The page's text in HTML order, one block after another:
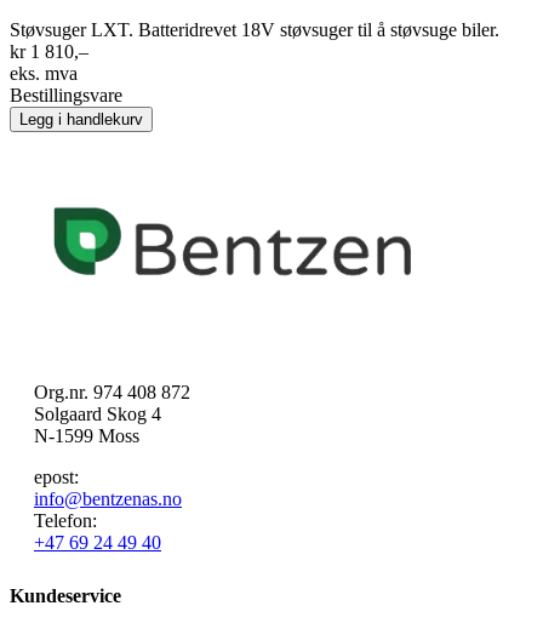
Støvsuger LXT. Batteridrevet 18V støvsuger til å støvsuge biler.
kr 1 810,–
eks. mva
Bestillingsvare
Legg i handlekurv
Org.nr. 974 408 872
Solgaard Skog 4
N-1599 Moss
epost:
info@bentzenas.no
Telefon:
+47 69 24 49 40
Kundeservice